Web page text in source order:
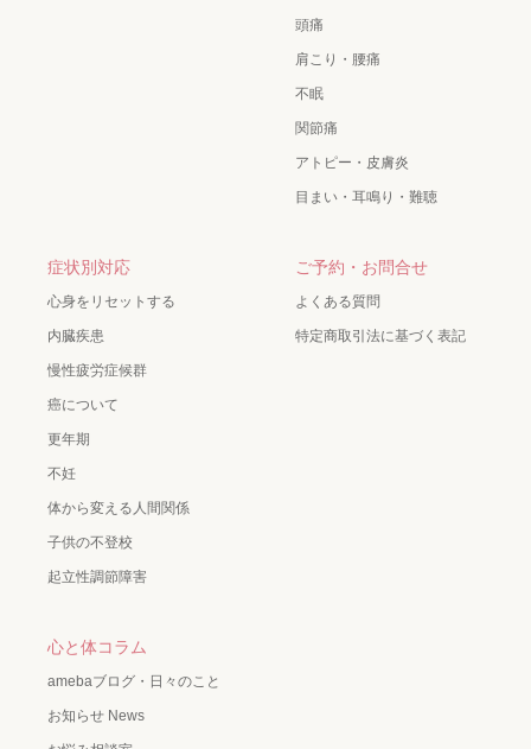
頭痛
肩こり・腰痛
不眠
関節痛
アトピー・皮膚炎
目まい・耳鳴り・難聴
症状別対応
心身をリセットする
内臓疾患
慢性疲労症候群
癌について
更年期
不妊
体から変える人間関係
子供の不登校
起立性調節障害
ご予約・お問合せ
よくある質問
特定商取引法に基づく表記
心と体コラム
amebaブログ・日々のこと
お知らせ News